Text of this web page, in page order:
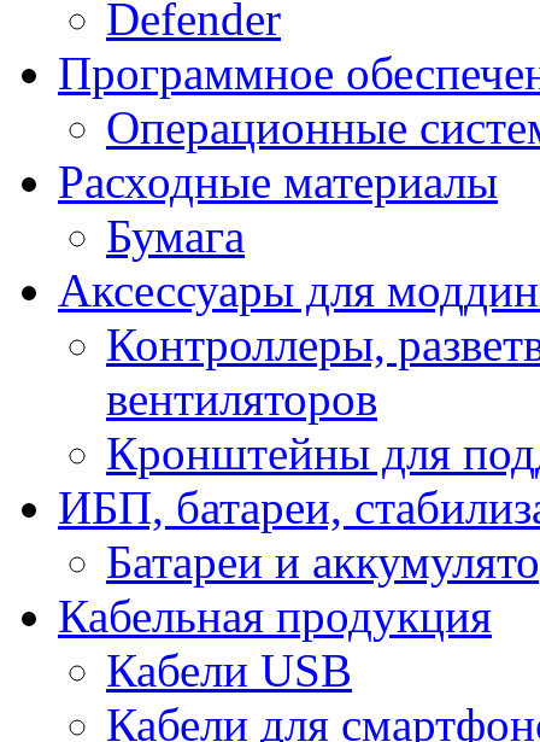
Defender
Программное
Операционные
Расходные материалы
Бумага
Аксессуары для
Контроллеры,
вентиляторов
Кронштейны для
ИБП, батареи,
Батареи и
Кабельная продукция
Кабели USB
Кабели для